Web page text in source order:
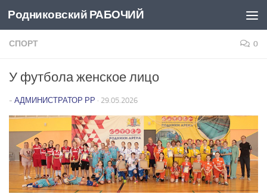
Перейти к содержимому
Родниковский РАБОЧИЙ
СПОРТ 0
У футбола женское лицо
- АДМИНИСТРАТОР РР · 29.05.2026